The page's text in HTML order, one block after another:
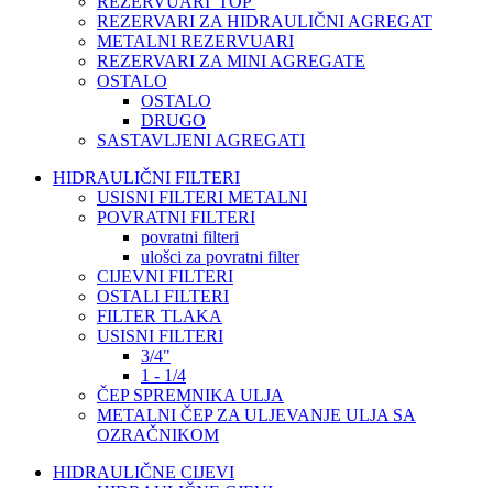
REZERVARI ZA HIDRAULIČNI AGREGAT
METALNI REZERVUARI
REZERVARI ZA MINI AGREGATE
OSTALO
OSTALO
DRUGO
SASTAVLJENI AGREGATI
HIDRAULIČNI FILTERI
USISNI FILTERI METALNI
POVRATNI FILTERI
povratni filteri
ulošci za povratni filter
CIJEVNI FILTERI
OSTALI FILTERI
FILTER TLAKA
USISNI FILTERI
3/4"
1 - 1/4
ČEP SPREMNIKA ULJA
METALNI ČEP ZA ULJEVANJE ULJA SA
OZRAČNIKOM
HIDRAULIČNE CIJEVI